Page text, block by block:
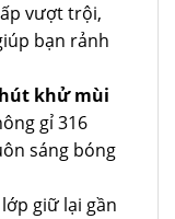
vượt trội,
bạn rảnh
hút khử mùi
gỉ 316
sáng bóng
giữ lại gần